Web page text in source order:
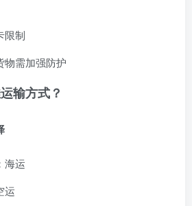
限制
物需加强防护
输方式？
海运
运